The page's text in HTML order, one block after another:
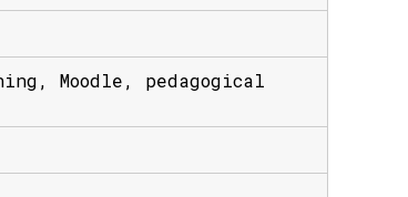
Moodle, pedagogical